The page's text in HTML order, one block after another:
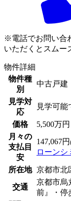
※電話でお問い合
いただくとスムー
物件詳細
物件種
別
中古戸建
見学対
応
見学可能
価格
5,500万円
月々の
支払目
安
147,067円
ローンシ
所在地 京都市北
交通
京都市
前』・停